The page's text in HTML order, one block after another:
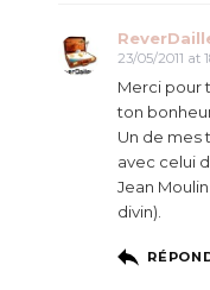
23/05/2011 at
Merci pour
ton
Un de mes
avec celui
Jean
divin).